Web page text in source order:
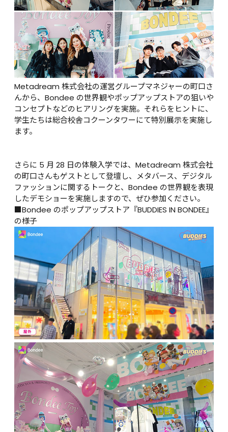
Metadream 株式会社の運営グループマネジャーの町口さ
んから、Bondee の世界観やポップアップストアの狙いや
コンセプトなどのヒアリングを実施。それらをヒントに、
学生たちは総合校舎コクーンタワーにて特別展示を実施し
ます。
さらに 5 月 28 日の体験入学では、Metadream 株式会社
の町口さんもゲストとして登壇し、メタバース、デジタル
ファッションに関するトークと、Bondee の世界観を表現
したデモショーを実施しますので、ぜひ参加ください。
■Bondee のポップアップストア『BUDDIES IN BONDEE』
の様子